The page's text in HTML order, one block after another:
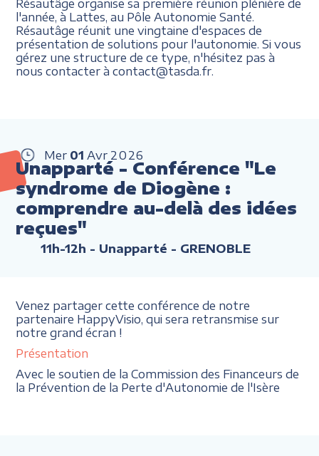
Résautâge organise sa première réunion plénière de
l'année, à Lattes, au Pôle Autonomie Santé.
Résautâge réunit une vingtaine d'espaces de
présentation de solutions pour l'autonomie. Si vous
gérez une structure de ce type, n'hésitez pas à
nous contacter à contact@tasda.fr.
Mer 01 Avr 2026
Unapparté - Conférence "Le
syndrome de Diogène :
comprendre au-delà des idées
reçues"
11h-12h - Unapparté - GRENOBLE
Venez partager cette conférence de notre
partenaire HappyVisio, qui sera retransmise sur
notre grand écran !
Présentation
Avec le soutien de la Commission des Financeurs de
la Prévention de la Perte d'Autonomie de l'Isère